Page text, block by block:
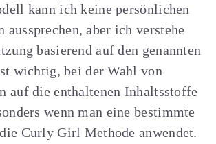
kann ich keine persönlichen
aussprechen, aber ich verstehe
basierend auf den genannten
wichtig, bei der Wahl von
auf die enthaltenen Inhaltsstoffe
wenn man eine bestimmte
Curly Girl Methode anwendet.